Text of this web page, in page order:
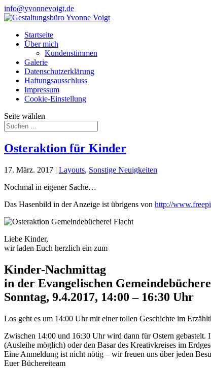
info@yvonnevoigt.de
Startseite
Über mich
Kundenstimmen
Galerie
Datenschutzerklärung
Haftungsausschluss
Impressum
Cookie-Einstellung
Seite wählen
Osteraktion für Kinder
17. März. 2017 | Layouts, Sonstige Neuigkeiten
Nochmal in eigener Sache…
Das Hasenbild in der Anzeige ist übrigens von http://
Liebe Kinder,
wir laden Euch herzlich ein zum
Kinder-Nachmittag
in der Evangelischen
Sonntag, 9.4.2017, 14:00 – 16:30 Uhr
Los geht es um 14:00 Uhr mit einer tollen Geschichte im
Zwischen 14:00 und 16:30 Uhr wird dann für Ostern
(Ausleihe möglich) oder den Basar des Kreativkreises im
Eine Anmeldung ist nicht nötig – wir freuen uns über jeden
Euer Büchereiteam